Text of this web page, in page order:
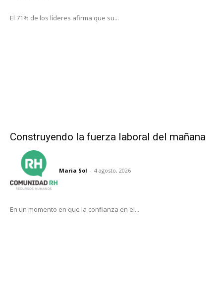
El 71% de los líderes afirma que su...
Construyendo la fuerza laboral del mañana
Maria Sol - 4 agosto, 2026
En un momento en que la confianza en el...